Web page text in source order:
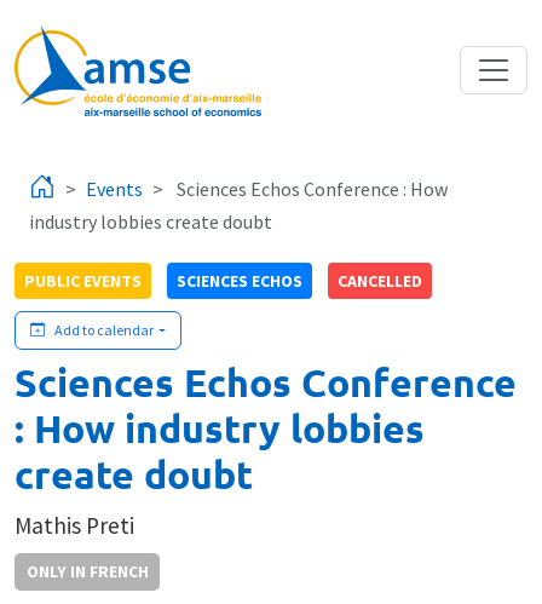
Events
Sciences Echos Conference : How
industry lobbies create doubt
PUBLIC EVENTS SCIENCES ECHOS CANCELLED
Add to calendar
Sciences Echos Conference
: How industry lobbies
create doubt
Mathis Preti
ONLY IN FRENCH